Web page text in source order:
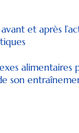
et après
alimentaires
son